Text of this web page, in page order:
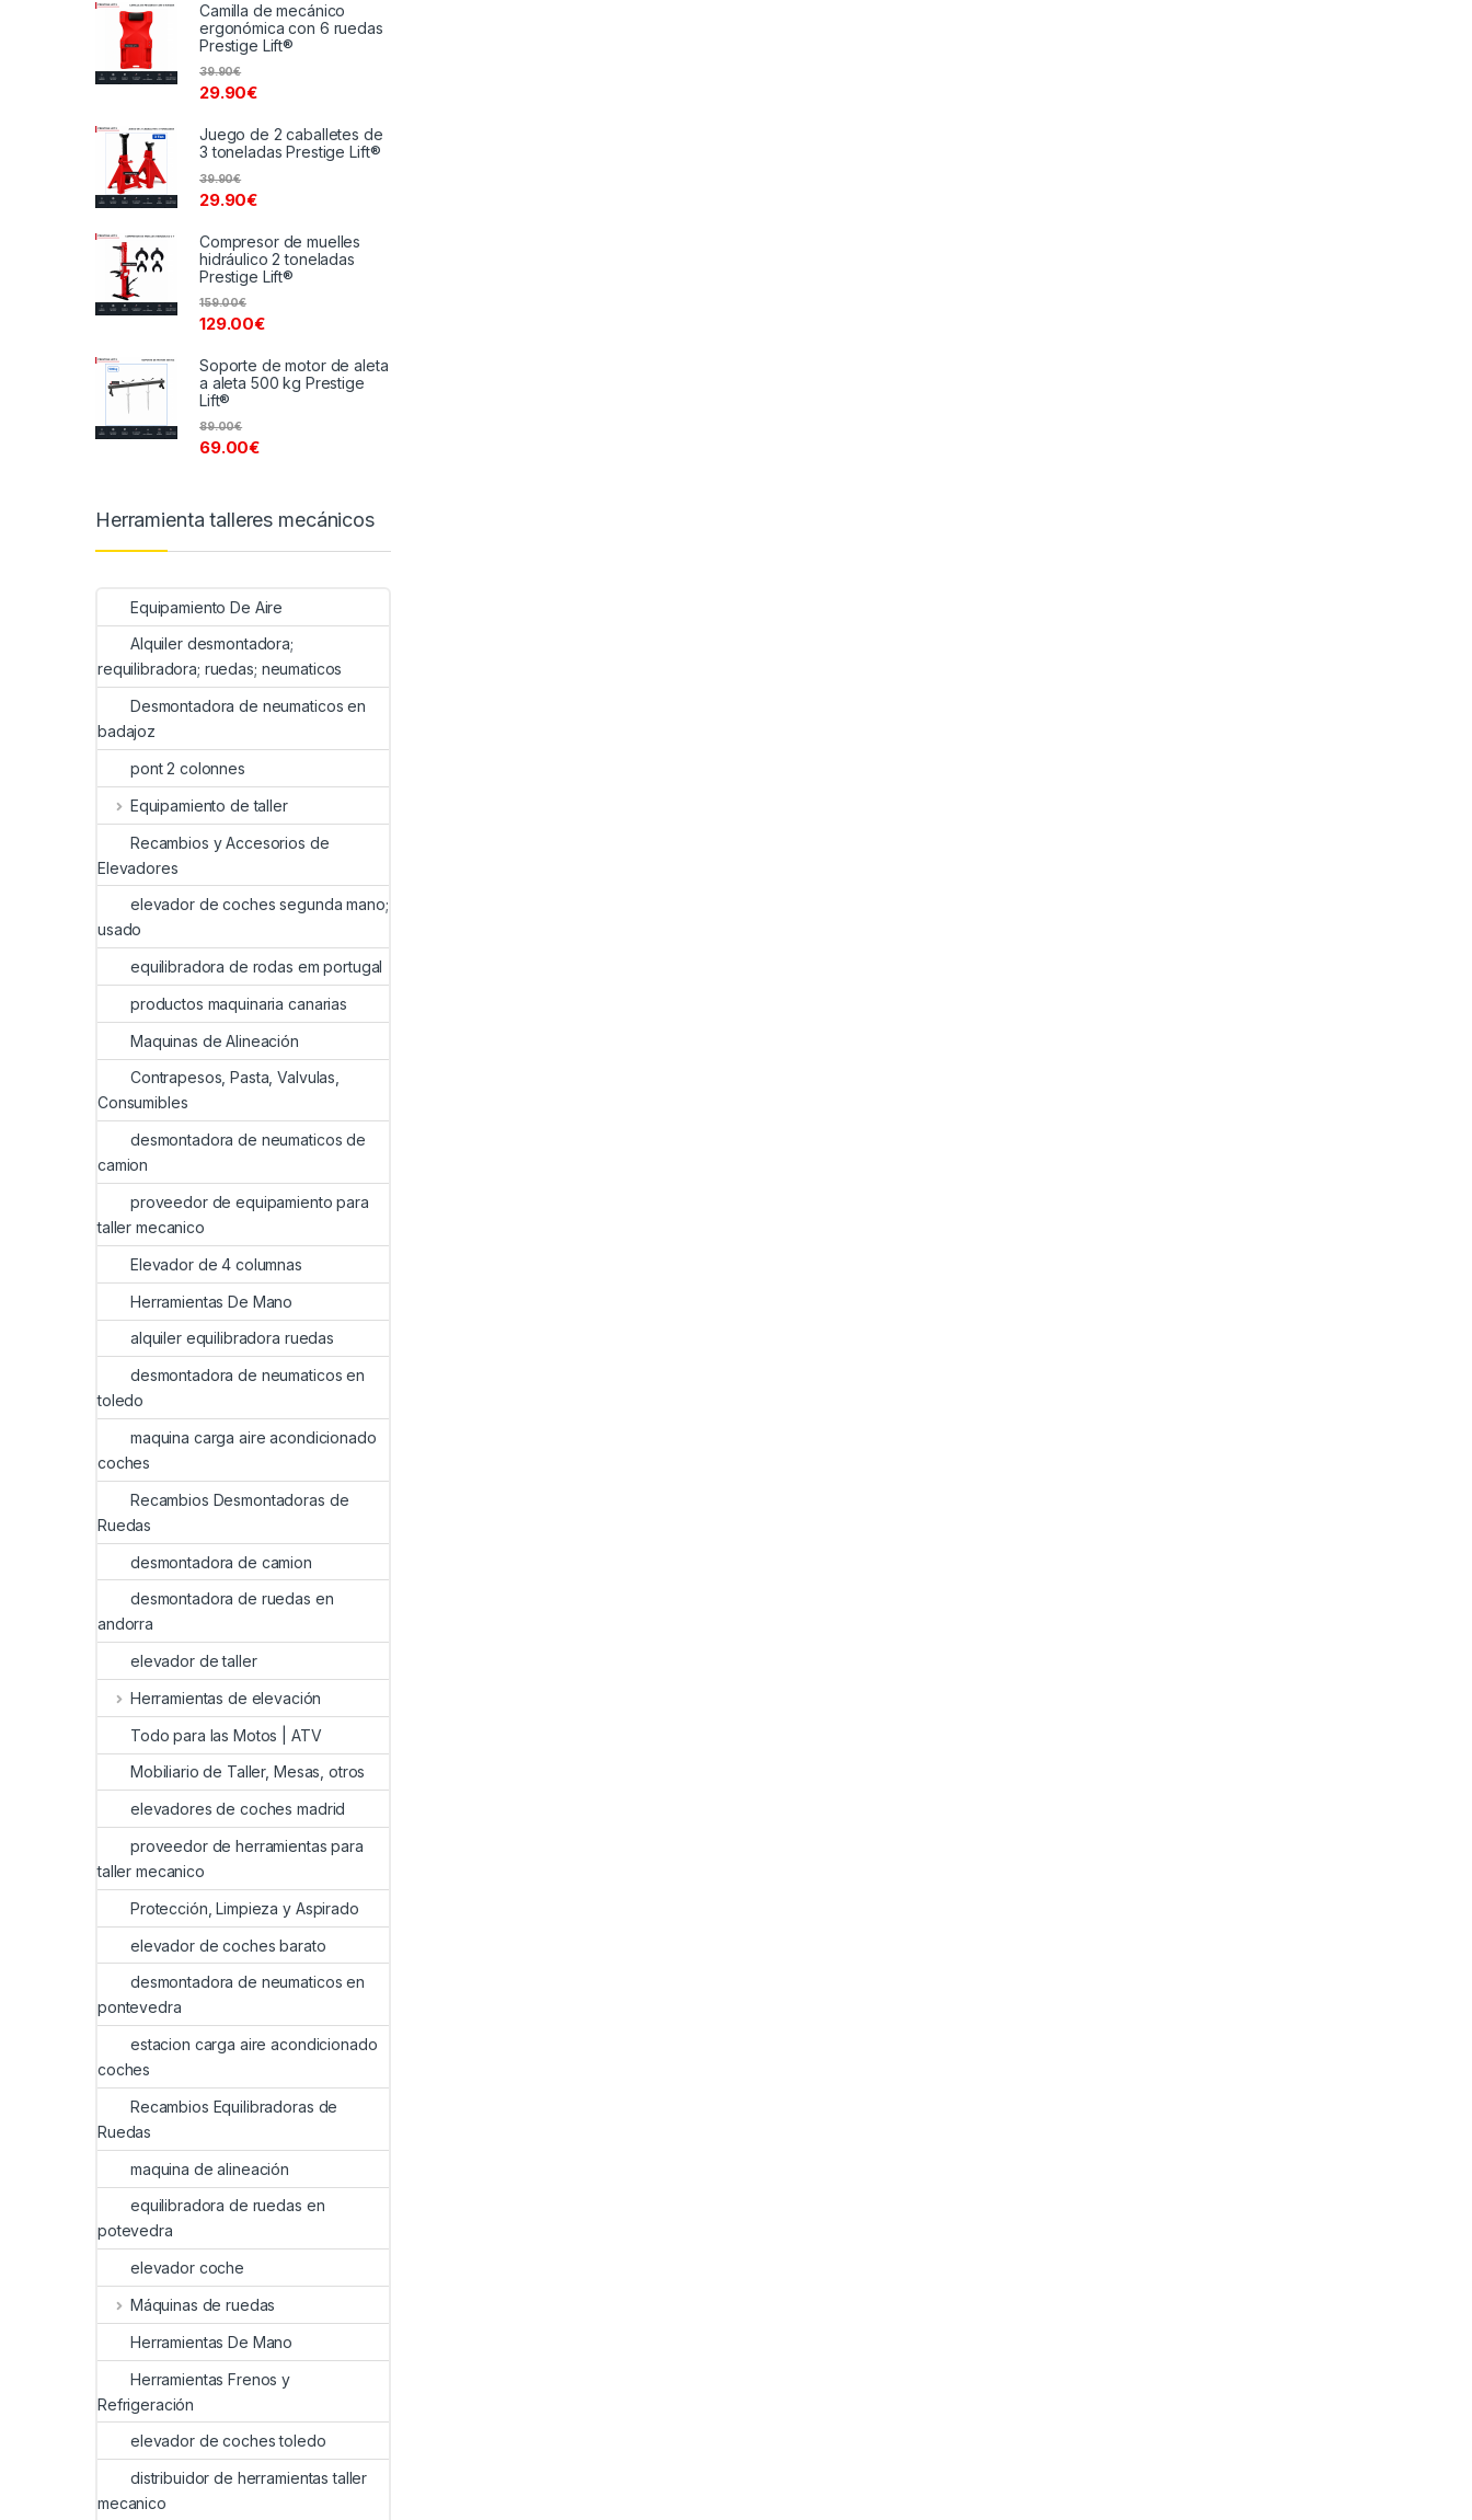
Camilla de mecánico
ergonómica con 6 ruedas
Prestige Lift®
29.90€
39.90€
Juego de 2 caballetes de
3 toneladas Prestige Lift®
29.90€
39.90€
Compresor de muelles
hidráulico 2 toneladas
Prestige Lift®
129.00€
159.00€
Soporte de motor de aleta
a aleta 500 kg Prestige
Lift®
69.00€
89.00€
Herramienta talleres mecánicos
Equipamiento De Aire
Alquiler desmontadora;
requilibradora; ruedas; neumaticos
Desmontadora de neumaticos en
badajoz
pont 2 colonnes
Equipamiento de taller
Recambios y Accesorios de
Elevadores
elevador de coches segunda mano;
usado
equilibradora de rodas em portugal
productos maquinaria canarias
Maquinas de Alineación
Contrapesos, Pasta, Valvulas,
Consumibles
desmontadora de neumaticos de
camion
proveedor de equipamiento para
taller mecanico
Elevador de 4 columnas
Herramientas De Mano
alquiler equilibradora ruedas
desmontadora de neumaticos en
toledo
maquina carga aire acondicionado
coches
Recambios Desmontadoras de
Ruedas
desmontadora de camion
desmontadora de ruedas en
andorra
elevador de taller
Herramientas de elevación
Todo para las Motos | ATV
Mobiliario de Taller, Mesas, otros
elevadores de coches madrid
proveedor de herramientas para
taller mecanico
Protección, Limpieza y Aspirado
elevador de coches barato
desmontadora de neumaticos en
pontevedra
estacion carga aire acondicionado
coches
Recambios Equilibradoras de
Ruedas
maquina de alineación
equilibradora de ruedas en
potevedra
elevador coche
Máquinas de ruedas
Herramientas De Mano
Herramientas Frenos y
Refrigeración
elevador de coches toledo
distribuidor de herramientas taller
mecanico